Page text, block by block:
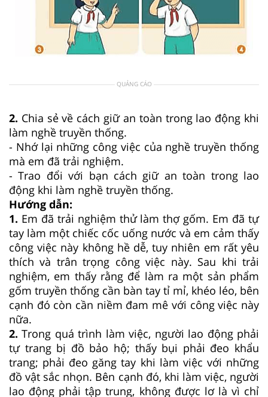
QUẢNG CÁO
2. Chia sẻ về cách giữ an toàn trong lao động khi
làm nghề truyền thống.
- Nhớ lại những công việc của nghề truyền thống
mà em đã trải nghiệm.
- Trao đổi với bạn cách giữ an toàn trong lao
động khi làm nghề truyền thống.
Hướng dẫn:
1. Em đã trải nghiệm thử làm thợ gốm. Em đã tự
tay làm một chiếc cốc uống nước và em cảm thấy
công việc này không hề dễ, tuy nhiên em rất yêu
thích và trân trọng công việc này. Sau khi trải
nghiệm, em thấy rằng để làm ra một sản phẩm
gốm truyền thống cần bàn tay tỉ mỉ, khéo léo, bên
cạnh đó còn cần niềm đam mê với công việc này
nữa.
2.Trong quá trình làm việc, người lao động phải
tự trang bị đồ bảo hộ; thấy bụi phải đeo khẩu
trang; phải đeo găng tay khi làm việc với những
đồ vật sắc nhọn. Bên cạnh đó, khi làm việc, người
lao động phải tập trung, không được lơ là vì chỉ